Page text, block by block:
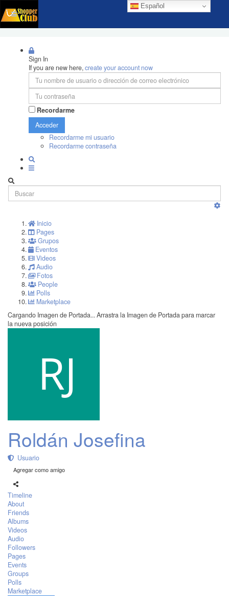
Español
Sign In
If you are new here,create your account now
Recordarme
Acceder
Recordarme mi usuario
Recordarme contraseña
Inicio
Pages
Grupos
Eventos
Videos
Audio
Fotos
People
Polls
Marketplace
Cargando Imagen de Portada... Arrastra la Imagen de Portada para marcar
la nueva posición
Roldán Josefina
Usuario
Agregar como amigo
Timeline
About
Friends
Albums
Videos
Audio
Followers
Pages
Events
Groups
Polls
Marketplace